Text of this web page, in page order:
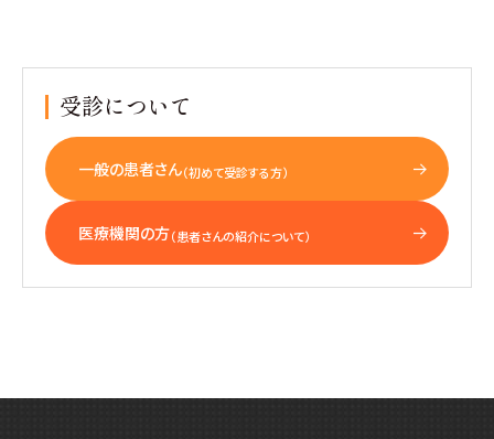
受診について
一般の患者さん（初めて受診する方）
医療機関の方（患者さんの紹介について）